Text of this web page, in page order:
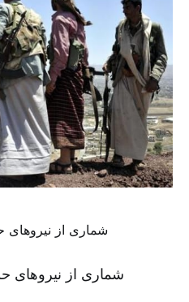
شماری از نیروهای